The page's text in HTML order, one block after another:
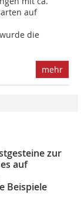
auf
die
mehr
zur
auf
Beispiele